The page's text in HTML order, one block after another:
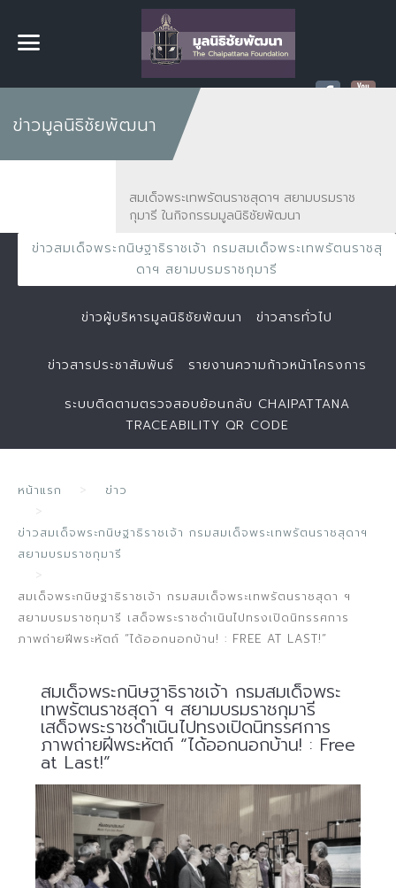
ข่าวมูลนิธิชัยพัฒนา
สมเด็จพระเทพรัตนราชสุดาฯ สยามบรมราช
กุมารี ในกิจกรรมมูลนิธิชัยพัฒนา
ข่าวสมเด็จพระกนิษฐาธิราชเจ้า กรมสมเด็จพระเทพรัตนราชสุ
ดาฯ สยามบรมราชกุมารี
ข่าวผู้บริหารมูลนิธิชัยพัฒนา ข่าวสารทั่วไป
ข่าวสารประชาสัมพันธ์ รายงานความก้าวหน้าโครงการ
ระบบติดตามตรวจสอบย้อนกลับ CHAIPATTANA
TRACEABILITY QR CODE
หน้าแรก ข่าว
ข่าวสมเด็จพระกนิษฐาธิราชเจ้า กรมสมเด็จพระเทพรัตนราชสุดาฯ
สยามบรมราชกุมารี
สมเด็จพระกนิษฐาธิราชเจ้า กรมสมเด็จพระเทพรัตนราชสุดา ฯ
สยามบรมราชกุมารี เสด็จพระราชดำเนินไปทรงเปิดนิทรรศการ
ภาพถ่ายฝีพระหัตถ์ “ได้ออกนอกบ้าน! : FREE AT LAST!”
สมเด็จพระกนิษฐาธิราชเจ้า กรมสมเด็จพระ
เทพรัตนราชสุดา ฯ สยามบรมราชกุมารี
เสด็จพระราชดำเนินไปทรงเปิดนิทรรศการ
ภาพถ่ายฝีพระหัตถ์ “ได้ออกนอกบ้าน! : Free
at Last!”